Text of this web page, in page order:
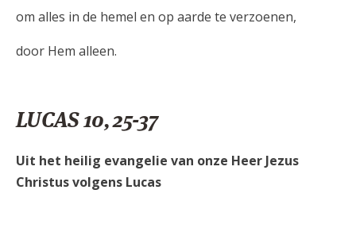
om alles in de hemel en op aarde te verzoenen,
door Hem alleen.
LUCAS 10, 25-37
Uit het heilig evangelie van onze Heer Jezus
Christus volgens Lucas